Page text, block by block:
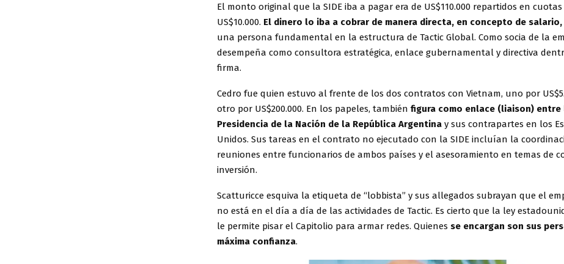
El monto original que la SIDE iba a pagar era de US$110.000 repartidos en cuotas
US$10.000. El dinero lo iba a cobrar de manera directa, en concepto de salario,
una persona fundamental en la estructura de Tactic Global. Como socia de la
desempeña como consultora estratégica, enlace gubernamental y directiva
firma.
Cedro fue quien estuvo al frente de los dos contratos con Vietnam, uno por
otro por US$200.000. En los papeles, también figura como enlace (liaison) entre
Presidencia de la Nación de la República Argentina y sus contrapartes en los
Unidos. Sus tareas en el contrato no ejecutado con la SIDE incluían la
reuniones entre funcionarios de ambos países y el asesoramiento en temas de
inversión.
Scatturicce esquiva la etiqueta de “lobbista” y sus allegados subrayan que el
no está en el día a día de las actividades de Tactic. Es cierto que la ley
le permite pisar el Capitolio para armar redes. Quienes se encargan son sus
máxima confianza.